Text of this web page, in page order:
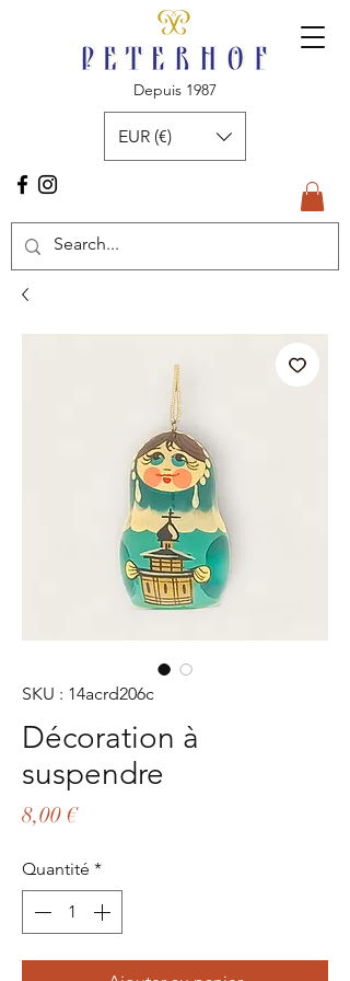
Depuis 1987
EUR (€)
SKU : 14acrd206c
Décoration à
suspendre
8,00 €Prix
Quantité *